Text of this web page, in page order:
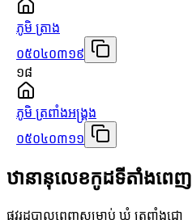
ភូមិ ត្រាង
០៥០៤០៣១៩
១៨
ភូមិ ត្រពាំងអង្គ្រង
០៥០៤០៣១១
ឋានានុលេខកូដទីតាំងពេញ
ផ្លូវរដ្ឋបាលពេញសម្រាប់ ឃុំ ត្រពាំងជោ